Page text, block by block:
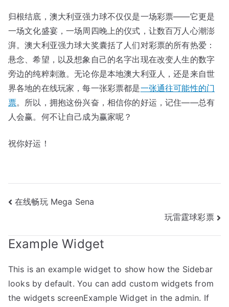
归根结底，澳大利亚强力球不仅仅是一场彩票——它更是
一场文化盛宴，一场周四晚上的仪式，让数百万人心潮澎
湃。澳大利亚强力球大奖囊括了人们对彩票的所有热爱：
悬念、希望，以及想象自己的名字出现在改变人生的数字
旁边的纯粹刺激。无论你是本地澳大利亚人，还是来自世
界各地的在线玩家，每一张彩票都是一张通往可能性的门
票。所以，拥抱这份兴奋，相信你的好运，记住——总有
人会赢。何不让自己成为赢家呢？
祝你好运！
文
导
航
在线畅玩 Mega Sena
玩雷霆球彩票
Example Widget
This is an example widget to show how the Sidebar
looks by default. You can add custom widgets from
the widgets screenExample Widget in the admin. If